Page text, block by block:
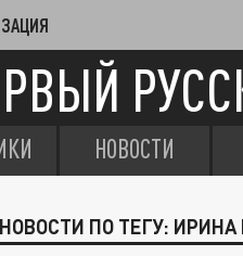
НОВОСТИ
ПО ТЕГУ: ИРИНА